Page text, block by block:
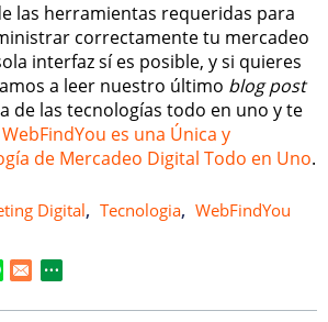
las herramientas requeridas para
correctamente tu mercadeo
interfaz sí es posible, y si quieres
a leer nuestro último blog post
de las tecnologías todo en uno y te
es una Única y
de Mercadeo Digital Todo en Uno.
Digital, Tecnologia, WebFindYou